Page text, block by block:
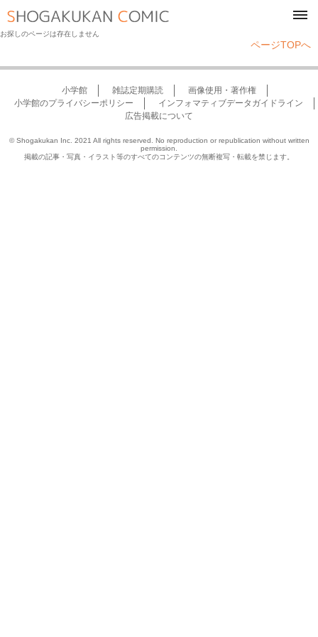
お探しのページは存在しません
ページTOPへ
小学館 雑誌定期購読
画像使用・著作権
小学館のプライバシーポリシー
インフォマティブデータガイドライン
広告掲載について
© Shogakukan Inc. 2021 All rights reserved. No reproduction or republication without written
permission.
掲載の記事・写真・イラスト等のすべてのコンテンツの無断複写・転載を禁じます。